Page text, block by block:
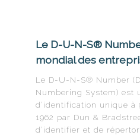
Le D-U-N-S®
mondial des
Le D-U-N-S® Number
Numbering System) est
d’identification unique à
1962 par Dun &
d’identifier et de